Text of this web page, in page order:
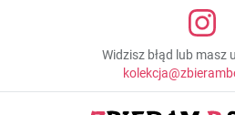
Widzisz błąd lub masz